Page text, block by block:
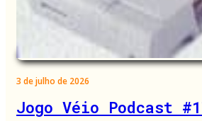
3 de julho de 2026
Jogo Véio Podcast